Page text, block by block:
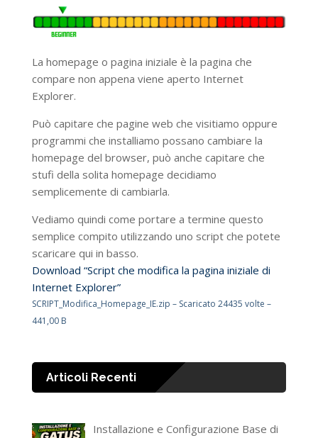
La homepage o pagina iniziale è la pagina che
compare non appena viene aperto Internet
Explorer.
Può capitare che pagine web che visitiamo oppure
programmi che installiamo possano cambiare la
homepage del browser, può anche capitare che
stufi della solita homepage decidiamo
semplicemente di cambiarla.
Vediamo quindi come portare a termine questo
semplice compito utilizzando uno script che potete
scaricare qui in basso.
Download “Script che modifica la pagina iniziale di
Internet Explorer”
SCRIPT_Modifica_Homepage_IE.zip – Scaricato 24435 volte –
441,00 B
Articoli Recenti
Installazione e Configurazione Base di